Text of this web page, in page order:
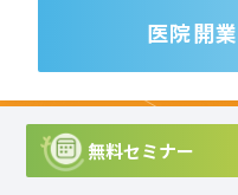
無料セミナー